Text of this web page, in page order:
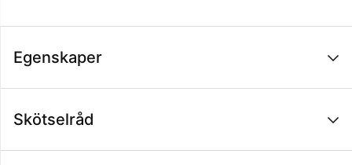
Egenskaper
Skötselråd